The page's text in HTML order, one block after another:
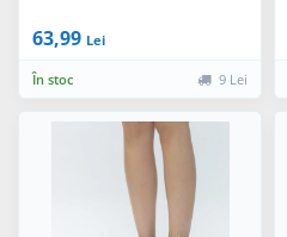
63,99 Lei
În stoc 9 Lei